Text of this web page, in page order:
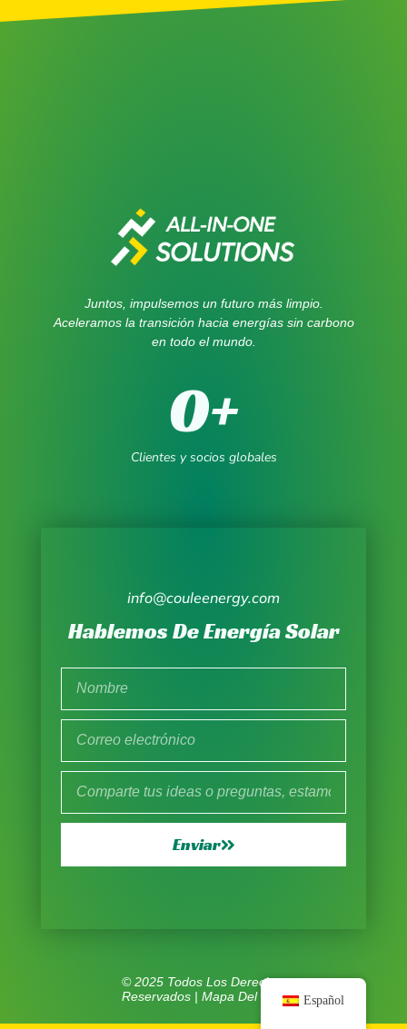
Juntos, impulsemos un futuro más limpio.
Aceleramos la transición hacia energías sin carbono
en todo el mundo.
Clientes y socios globales
0+
info@couleenergy.com
Hablemos De Energía Solar
Enviar
© 2025 Todos Los Derechos
Reservados | Mapa Del Sitio Español